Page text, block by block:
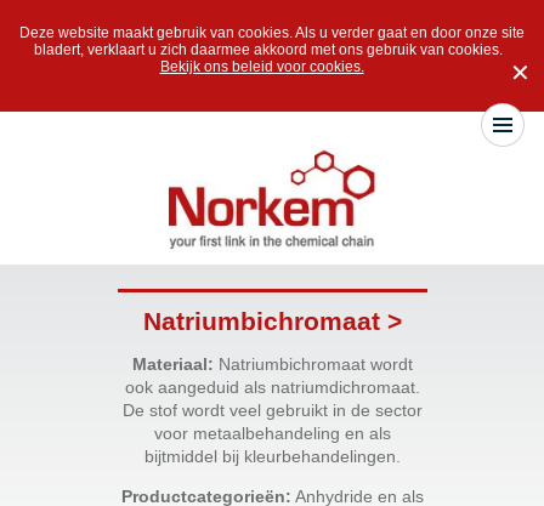
Deze website maakt gebruik van cookies. Als u verder gaat en door onze site
bladert, verklaart u zich daarmee akkoord met ons gebruik van cookies.
Bekijk ons beleid voor cookies.
✕
Natriumbichromaat >
Materiaal: Natriumbichromaat wordt
ook aangeduid als natriumdichromaat.
De stof wordt veel gebruikt in de sector
voor metaalbehandeling en als
bijtmiddel bij kleurbehandelingen.
Productcategorieën: Anhydride en als